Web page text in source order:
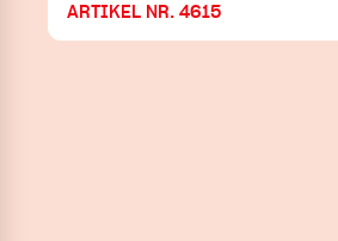
ARTIKEL NR. 4615